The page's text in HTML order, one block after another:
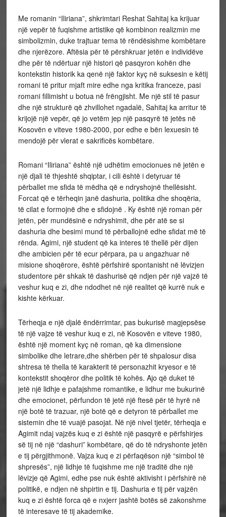
Me romanin “Iliriana”, shkrimtari Reshat Sahitaj ka krijuar
një vepër të fuqishme artistike që kombinon realizmin me
simbolizmin, duke trajtuar tema të rëndësishme kombëtare
dhe njerëzore. Aftësia për të përshkruar jetën e individëve
dhe për të ndërtuar një histori që pasqyron kohën dhe
kontekstin historik ka qenë një faktor kyç në suksesin e këtij
romani të pritur mjaft mire edhe nga kritika franceze, pasi
romani fillimisht u botua në frëngjisht. Me një stil të pasur
dhe një strukturë që zhvillohet ngadalë, Sahitaj ka arritur të
krijojë një vepër, që jo vetëm jep një pasqyrë të jetës në
Kosovën e viteve 1980-2000, por edhe e bën lexuesin të
mendojë për vlerat e sakrificës kombëtare.
Romani “Iliriana” është një udhëtim emocionues në jetën e
një djali të thjeshtë shqiptar, i cili është i detyruar të
përballet me sfida të mëdha që e ndryshojnë thellësisht.
Forcat që e tërheqin janë dashuria, politika dhe shoqëria,
të cilat e formojnë dhe e sfidojnë . Ky është një roman për
jetën, për mundësinë e ndryshimit, dhe për atë se si
dashuria dhe besimi mund të përballojnë edhe sfidat më të
rënda. Agimi, një student që ka interes të thellë për dijen
dhe ambicien për të ecur përpara, pa u angazhuar në
misione shoqërore, është përfshirë spontanisht në lëvizjen
studentore për shkak të dashurisë që ndjen për një vajzë të
veshur kuq e zi, dhe ndodhet në një realitet që kurrë nuk e
kishte kërkuar.
Tërheqja e një djalë ëndërrimtar, pas bukurisë magjepsëse
të një vajze të veshur kuq e zi, në Kosovën e viteve 1980,
është një moment kyç në roman, që ka dimensione
simbolike dhe letrare,dhe shërben për të shpalosur disa
shtresa të thella të karakterit të personazhit kryesor e të
kontekstit shoqëror dhe politik të kohës. Ajo që duket të
jetë një lidhje e pafajshme romantike, e lidhur me bukurinë
dhe emocionet, përfundon të jetë një ftesë për të hyrë në
një botë të trazuar, një botë që e detyron të përballet me
sistemin dhe të vuajë pasojat. Në një nivel tjetër, tërheqja e
Agimit ndaj vajzës kuq e zi është një pasqyrë e përfshirjes
së tij në një “dashuri” kombëtare, që do të ndryshonte jetën
e tij përgjithmonë. Vajza kuq e zi përfaqëson një “simbol të
shpresës”, një lidhje të fuqishme me një traditë dhe një
lëvizje që Agimi, edhe pse nuk është aktivisht i përfshirë në
politikë, e ndjen në shpirtin e tij. Dashuria e tij për vajzën
kuq e zi është forca që e nxjerr jashtë botës së zakonshme
të interesave të tij akademike.